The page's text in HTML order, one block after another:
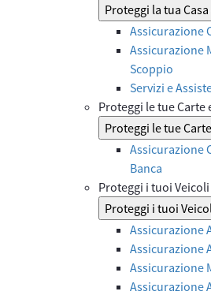
Proteggi la tua
Assicurazione
Assicurazione
Scoppio
Servizi e
Proteggi le tue Carte
Proteggi le tue
Assicurazione
Banca
Proteggi i tuoi Veicoli
Proteggi i tuoi
Assicurazione
Assicurazione
Assicurazione
Assicurazione